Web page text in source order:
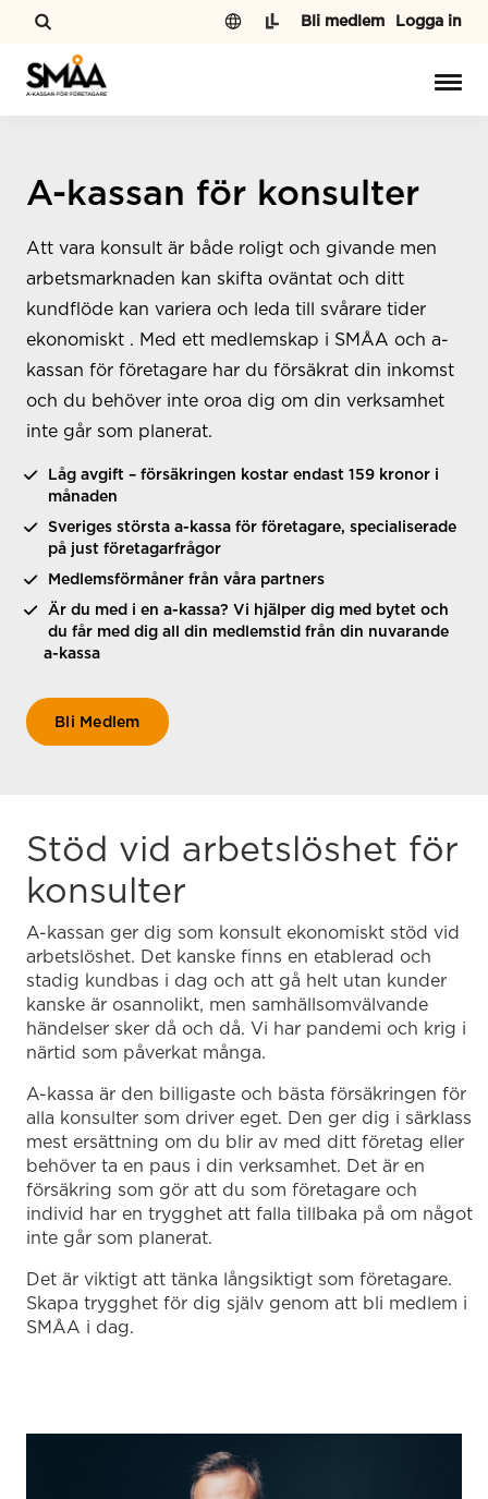
Hoppa till innehåll
Logga in
Bli medlem
A-kassan för konsulter
Att vara konsult är både roligt och givande men
arbetsmarknaden kan skifta oväntat och ditt
kundflöde kan variera och leda till svårare tider
ekonomiskt . Med ett medlemskap i SMÅA och a-
kassan för företagare har du försäkrat din inkomst
och du behöver inte oroa dig om din verksamhet
inte går som planerat.
Låg avgift – försäkringen kostar endast 159 kronor i
månaden
Sveriges största a-kassa för företagare, specialiserade
på just företagarfrågor
Medlemsförmåner från våra partners
Är du med i en a-kassa? Vi hjälper dig med bytet och
du får med dig all din medlemstid från din nuvarande
a-kassa
Bli Medlem
Stöd vid arbetslöshet för
konsulter
A-kassan ger dig som konsult ekonomiskt stöd vid
arbetslöshet. Det kanske finns en etablerad och
stadig kundbas i dag och att gå helt utan kunder
kanske är osannolikt, men samhällsomvälvande
händelser sker då och då. Vi har pandemi och krig i
närtid som påverkat många.
A-kassa är den billigaste och bästa försäkringen för
alla konsulter som driver eget. Den ger dig i särklass
mest ersättning om du blir av med ditt företag eller
behöver ta en paus i din verksamhet. Det är en
försäkring som gör att du som företagare och
individ har en trygghet att falla tillbaka på om något
inte går som planerat.
Det är viktigt att tänka långsiktigt som företagare.
Skapa trygghet för dig själv genom att bli medlem i
SMÅA i dag.